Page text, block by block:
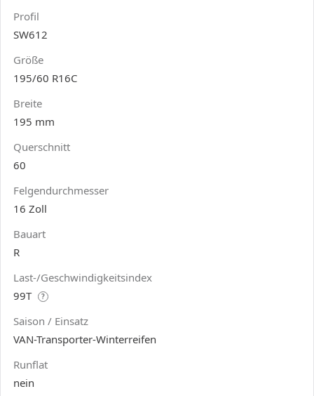
Profil
SW612
Größe
195/60 R16C
Breite
195 mm
Querschnitt
60
Felgendurchmesser
16 Zoll
Bauart
R
Last-/Geschwindigkeitsindex
99T
?
Saison / Einsatz
VAN-Transporter-Winterreifen
Runflat
nein